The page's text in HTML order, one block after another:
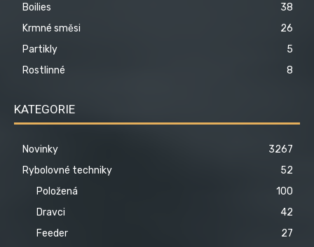
Boilies
38
Krmné směsi
26
Partikly
5
Rostlinné
8
KATEGORIE
Novinky
3267
Rybolovné techniky
52
Položená
100
Dravci
42
Feeder
27